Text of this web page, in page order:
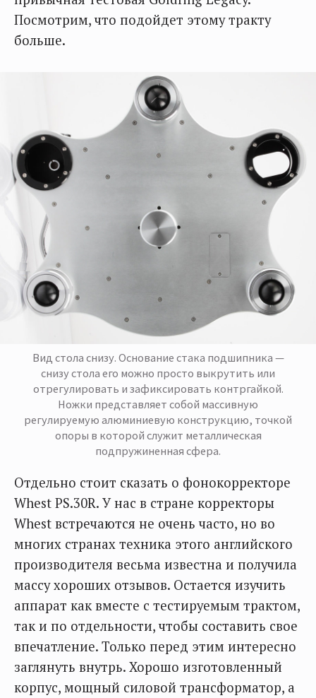
Посмотрим, что подойдет этому тракту
больше.
Вид стола снизу. Основание стака подшипника —
снизу стола его можно просто выкрутить или
отрегулировать и зафиксировать контргайкой.
Ножки представляет собой массивную
регулируемую алюминиевую конструкцию, точкой
опоры в которой служит металлическая
подпружиненная сфера.
Отдельно стоит сказать о фонокорректоре
Whest PS.30R. У нас в стране корректоры
Whest встречаются не очень часто, но во
многих странах техника этого английского
производителя весьма известна и получила
массу хороших отзывов. Остается изучить
аппарат как вместе с тестируемым трактом,
так и по отдельности, чтобы составить свое
впечатление. Только перед этим интересно
заглянуть внутрь. Хорошо изготовленный
корпус, мощный силовой трансформатор, а